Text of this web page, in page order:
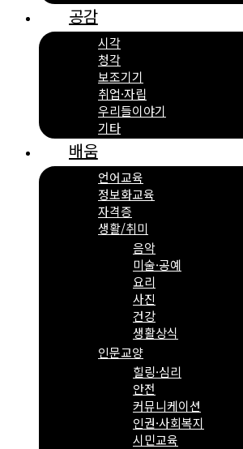
공감
시각
청각
보조기기
취업·자립
우리들이야기
기타
배움
언어교육
정보화교육
자격증
생활/취미
음악
미술·공예
요리
사진
건강
생활상식
인문교양
힐링·심리
안전
커뮤니케이션
인권·사회복지
시민교육